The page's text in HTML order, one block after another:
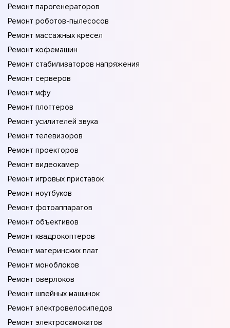
Ремонт парогенераторов
Ремонт роботов-пылесосов
Ремонт массажных кресел
Ремонт кофемашин
Ремонт стабилизаторов напряжения
Ремонт серверов
Ремонт мфу
Ремонт плоттеров
Ремонт усилителей звука
Ремонт телевизоров
Ремонт проекторов
Ремонт видеокамер
Ремонт игровых приставок
Ремонт ноутбуков
Ремонт фотоаппаратов
Ремонт объективов
Ремонт квадрокоптеров
Ремонт материнских плат
Ремонт моноблоков
Ремонт оверлоков
Ремонт швейных машинок
Ремонт электровелосипедов
Ремонт электросамокатов